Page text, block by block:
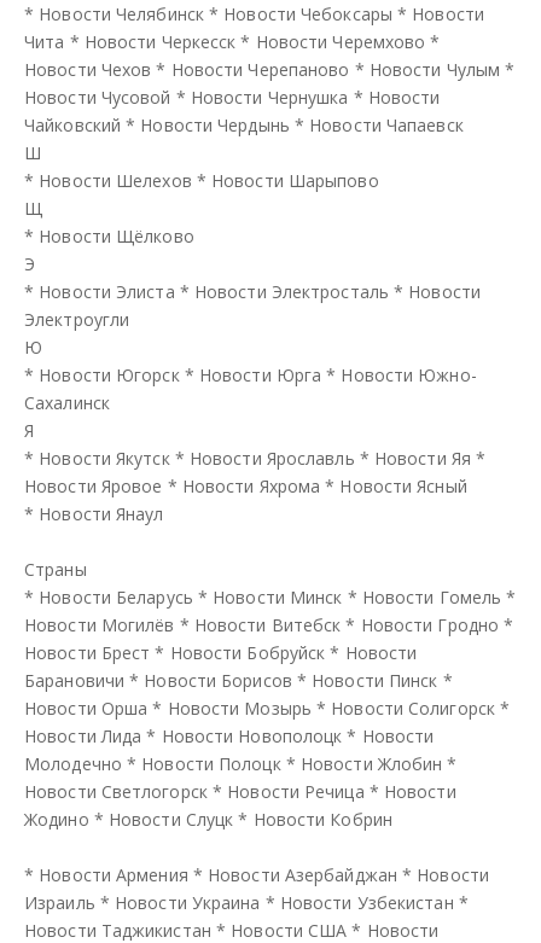
* Новости Челябинск * Новости Чебоксары * Новости
Чита * Новости Черкесск * Новости Черемхово *
Новости Чехов * Новости Черепаново * Новости Чулым *
Новости Чусовой * Новости Чернушка * Новости
Чайковский * Новости Чердынь * Новости Чапаевск
Ш
* Новости Шелехов * Новости Шарыпово
Щ
* Новости Щёлково
Э
* Новости Элиста * Новости Электросталь * Новости
Электроугли
Ю
* Новости Югорск * Новости Юрга * Новости Южно-
Сахалинск
Я
* Новости Якутск * Новости Ярославль * Новости Яя *
Новости Яровое * Новости Яхрома * Новости Ясный
* Новости Янаул
Страны
* Новости Беларусь * Новости Минск * Новости Гомель *
Новости Могилёв * Новости Витебск * Новости Гродно *
Новости Брест * Новости Бобруйск * Новости
Барановичи * Новости Борисов * Новости Пинск *
Новости Орша * Новости Мозырь * Новости Солигорск *
Новости Лида * Новости Новополоцк * Новости
Молодечно * Новости Полоцк * Новости Жлобин *
Новости Светлогорск * Новости Речица * Новости
Жодино * Новости Слуцк * Новости Кобрин
* Новости Армения * Новости Азербайджан * Новости
Израиль * Новости Украина * Новости Узбекистан *
Новости Таджикистан * Новости США * Новости